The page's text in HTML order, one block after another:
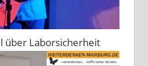
über Laborsicherheit